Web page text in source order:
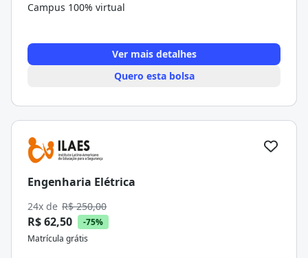
Campus 100% virtual
Ver mais detalhes
Quero esta bolsa
Engenharia Elétrica
24x de R$ 250,00
R$ 62,50
-75%
Matrícula grátis